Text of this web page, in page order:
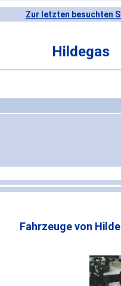
Zur letzten besuchten
Hildegas
Fahrzeuge von